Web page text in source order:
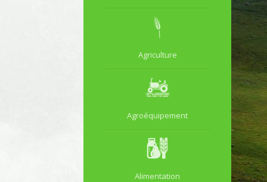
Agriculture
Agroéquipement
Alimentation